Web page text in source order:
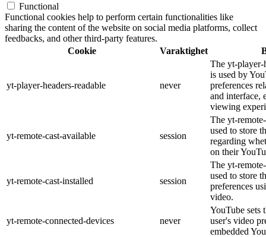
Functional
Functional cookies help to perform certain functionalities like
sharing the content of the website on social media platforms, collect
feedbacks, and other third-party features.
Cookie
Varaktighet
yt-player-headers-readable never
The yt-player-
is used by
preferences
and interface,
viewing
yt-remote-cast-available session
The yt-
used to store
regarding
on their
yt-remote-cast-installed session
The yt-
used to store
preferences
video.
yt-remote-connected-devices never
YouTube sets
user's video
embedded